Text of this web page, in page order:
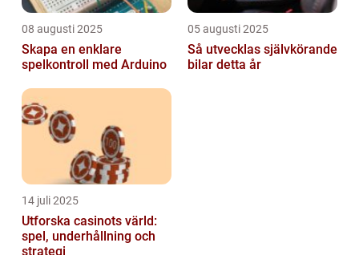
08 augusti 2025
Skapa en enklare
spelkontroll med Arduino
05 augusti 2025
Så utvecklas självkörande
bilar detta år
14 juli 2025
Utforska casinots värld:
spel, underhållning och
strategi